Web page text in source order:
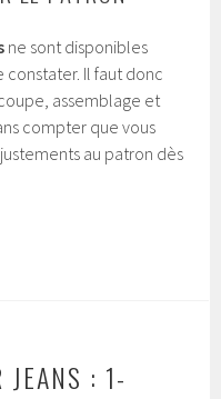
ne sont disponibles
constater. Il faut donc
assemblage et
compter que vous
au patron dès
JEANS : 1-